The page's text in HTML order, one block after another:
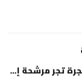
مرشحة إلى القضاء